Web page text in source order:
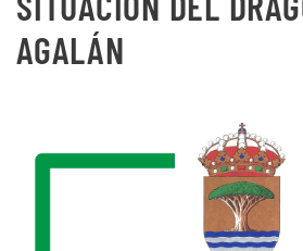
AGALÁN